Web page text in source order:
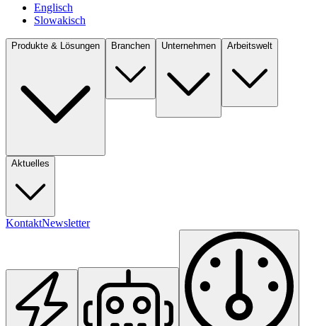
Englisch
Slowakisch
Produkte & Lösungen Branchen Unternehmen Arbeitswelt
Aktuelles
KontaktNewsletter